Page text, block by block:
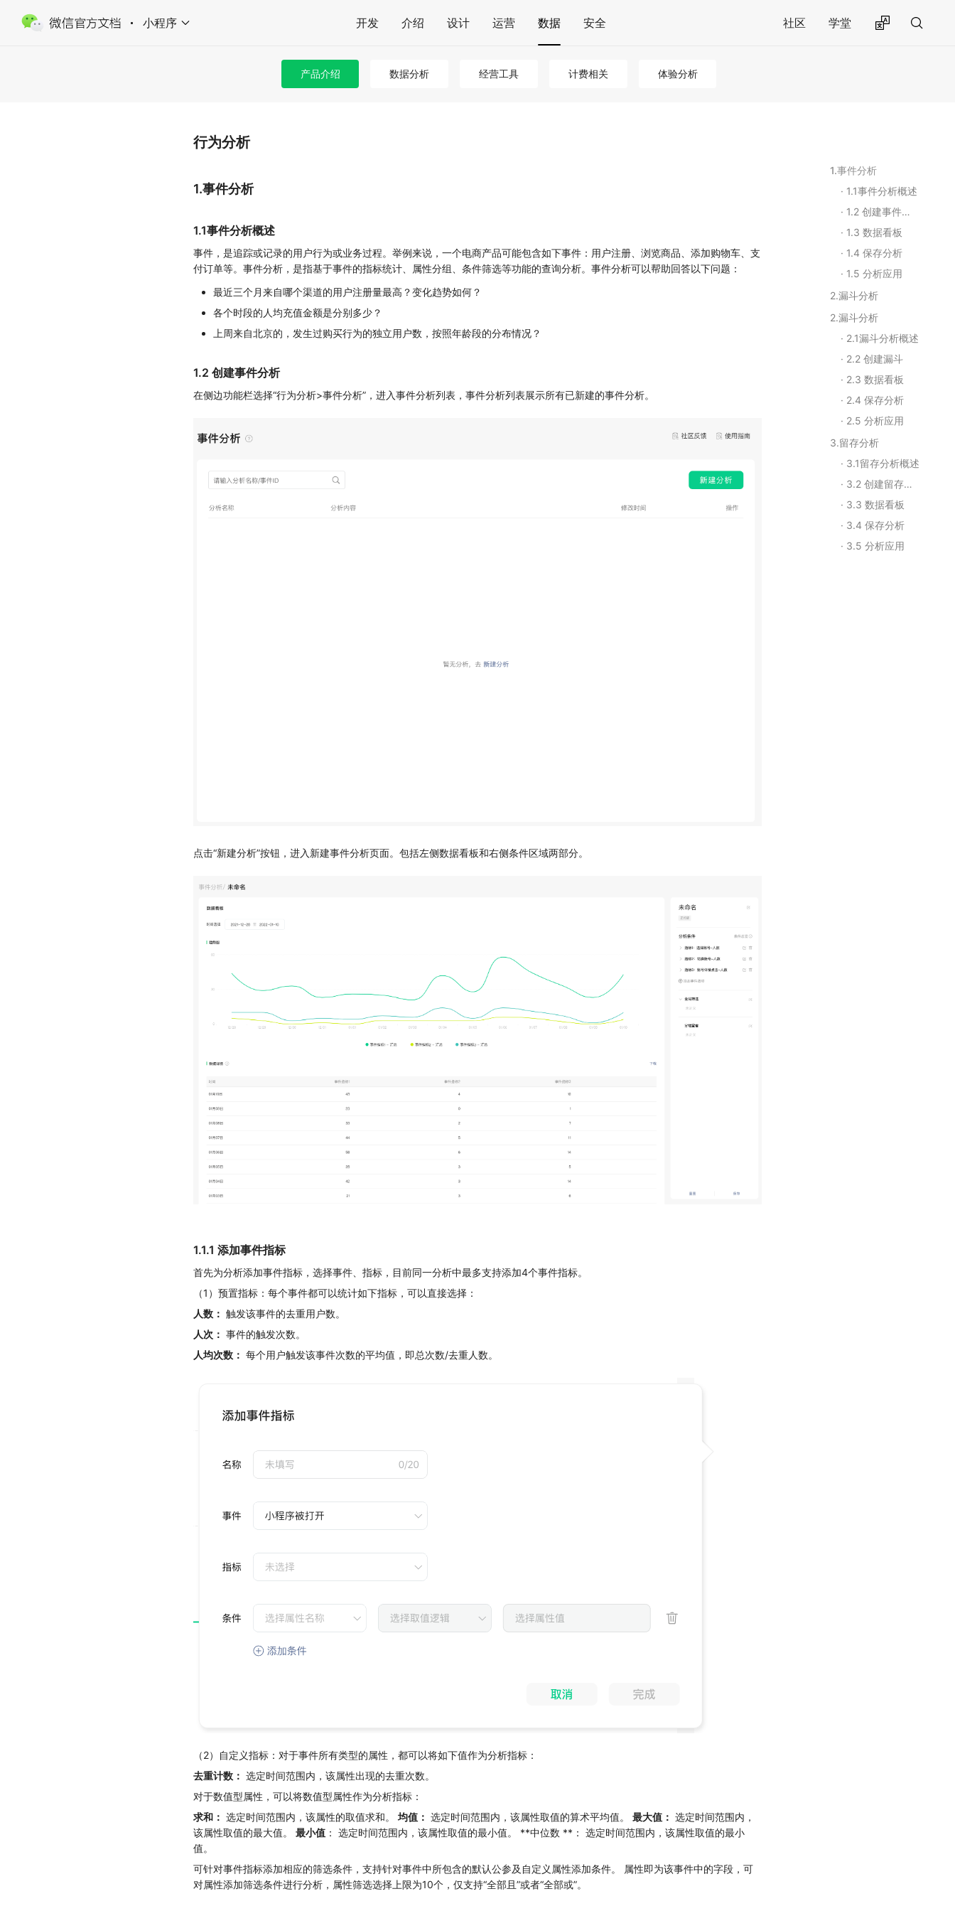
小程序 开发 介绍 设计 运营 数据 安全 社区 学堂
产品介绍 数据分析 经营工具 计费相关 体验分析
行为分析
1.事件分析
1.1事件分析概述
事件，是追踪或记录的用户行为或业务过程。举例来说，一个电商产品可能包含如下事件：用户注册、浏览商品、添加购物车、支
付订单等。事件分析，是指基于事件的指标统计、属性分组、条件筛选等功能的查询分析。事件分析可以帮助回答以下问题：
最近三个月来自哪个渠道的用户注册量最高？变化趋势如何？
各个时段的人均充值金额是分别多少？
上周来自北京的，发生过购买行为的独立用户数，按照年龄段的分布情况？
1.2 创建事件分析
在侧边功能栏选择“行为分析>事件分析”，进入事件分析列表，事件分析列表展示所有已新建的事件分析。
点击“新建分析”按钮，进入新建事件分析页面。包括左侧数据看板和右侧条件区域两部分。
1.1.1 添加事件指标
首先为分析添加事件指标，选择事件、指标，目前同一分析中最多支持添加4个事件指标。
（1）预置指标：每个事件都可以统计如下指标，可以直接选择：
人数： 触发该事件的去重用户数。
人次： 事件的触发次数。
人均次数： 每个用户触发该事件次数的平均值，即总次数/去重人数。
（2）自定义指标：对于事件所有类型的属性，都可以将如下值作为分析指标：
去重计数： 选定时间范围内，该属性出现的去重次数。
对于数值型属性，可以将数值型属性作为分析指标：
求和： 选定时间范围内，该属性的取值求和。 均值： 选定时间范围内，该属性取值的算术平均值。 最大值： 选定时间范围内，
该属性取值的最大值。 最小值 ： 选定时间范围内，该属性取值的最小值。 **中位数 **： 选定时间范围内，该属性取值的最小
值。
可针对事件指标添加相应的筛选条件，支持针对事件中所包含的默认公参及自定义属性添加条件。 属性即为该事件中的字段，可
对属性添加筛选条件进行分析，属性筛选选择上限为10个，仅支持“全部且”或者“全部或”。
1.事件分析
1.1事件分析概述
1.2 创建事件分析
1.3 数据看板
1.4 保存分析
1.5 分析应用
2.漏斗分析
2.漏斗分析
2.1漏斗分析概述
2.2 创建漏斗
2.3 数据看板
2.4 保存分析
2.5 分析应用
3.留存分析
3.1留存分析概述
3.2 创建留存分析
3.3 数据看板
3.4 保存分析
3.5 分析应用